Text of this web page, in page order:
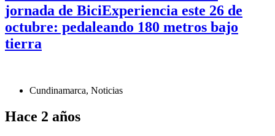
jornada de BiciExperiencia este 26 de
octubre: pedaleando 180 metros bajo
tierra
Cundinamarca, Noticias
Hace 2 años